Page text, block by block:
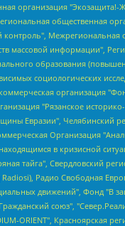
Некоммерческая Организация "Аналитический Центр Юрия Левады", Автономная некоммерческая организация социальной поддержки населения "Проект Апрель", Региональная общественная организация помощи женщинам и детям, находящимся в кризисной ситуации "Информационно-методический центр "Анна", Фонд содействия развитию массовых коммуникаций и правовому просвещению "Так-так-Так", Фонд содействия устойчивому развитию "Серебряная тайга", Свердловский региональный общественный фонд социальных проектов "Новое время", "Idel.Реалии", Кавказ.Реалии, Крым.Реалии, Телеканал Настоящее Время, Татаро-башкирская служба Радио Свобода (Azatliq Radiosi), Радио Свободная Европа/Радио Свобода (PCE/PC), "Сибирь.Реалии", "Фактограф", Благотворительный фонд помощи осужденным и их семьям, Автономная некоммерческая организация "Институт глобализации и социальных движений", Фонд "В защиту прав заключенных", Частное учреждение "Центр поддержки и содействия развитию средств массовой информации", Пензенский региональный общественный благотворительный фонд "Гражданский союз", "Север.Реалии", Некоммерческая организация Фонд "Правовая инициатива", Общество с ограниченной ответственностью "Радио Свободная Европа/Радио Свобода", Чешское информационное агентство